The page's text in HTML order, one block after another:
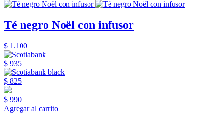
Té negro Noël con infusor
$ 1.100
$ 935
$ 825
$ 990
Agregar al carrito